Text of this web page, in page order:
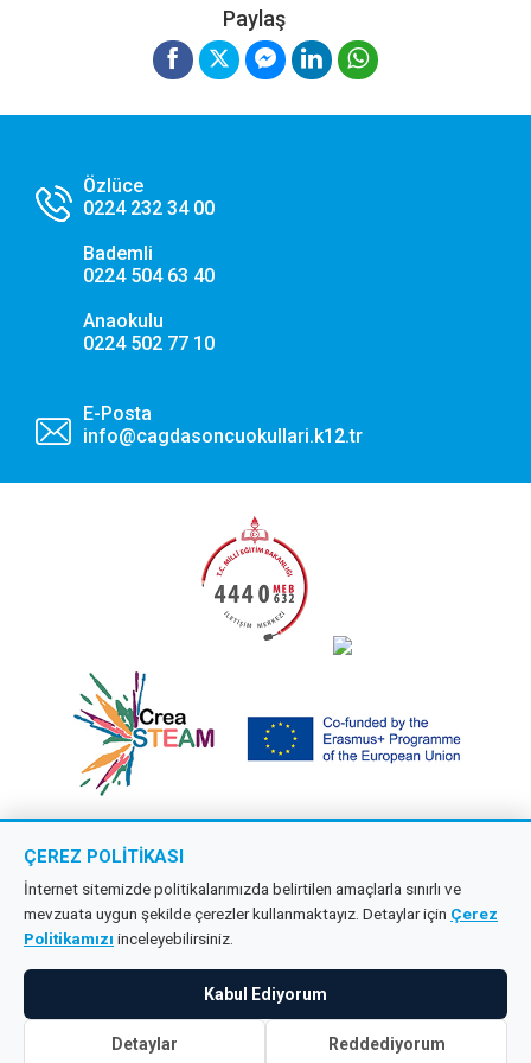
Paylaş
Özlüce
0224 232 34 00
Bademli
0224 504 63 40
Anaokulu
0224 502 77 10
E-Posta
info@cagdasoncuokullari.k12.tr
Copyright © 2026 Çağdaş Öncü Okullar
Tüm hakları saklıdır.
KVKK
ÇEREZ POLITIKASI
İnternet sitemizde politikalarımızda belirtilen amaçlarla sınırlı ve
mevzuata uygun şekilde çerezler kullanmaktayız. Detaylar için Çerez
Politikamızı inceleyebilirsiniz.
Kabul Ediyorum
Detaylar Reddediyorum
Performans ve Analiz Çerezleri
Sitemizi kaç kişinin ziyaret ettiğini anlamamıza, sayfaların
performanslarını analiz etmemize ve kullanıcı deneyimini
iyileştirmemize yardımcı olur.
İlgi alanlarınıza göre kişiselleştirilmiş duyuru, etkinlik
reklamları ve içerikler sunmak amacıyla iş ortaklarımız
tarafından kullanılan çerezlerdir.